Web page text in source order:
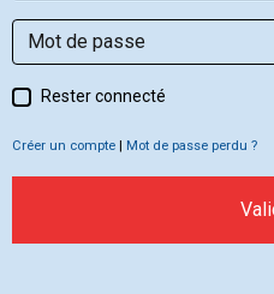
Rester connecté
Créer un compte Mot de passe perdu ?